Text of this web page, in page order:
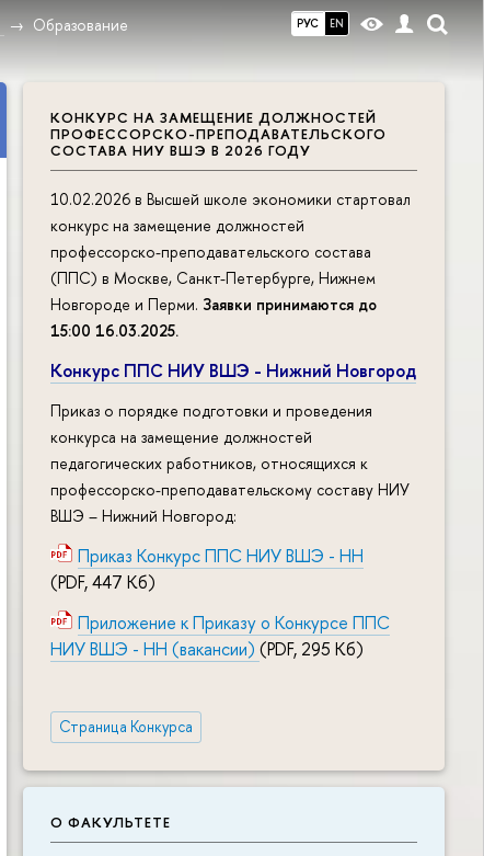
РУС EN
Образование
КОНКУРС НА ЗАМЕЩЕНИЕ ДОЛЖНОСТЕЙ
ПРОФЕССОРСКО-ПРЕПОДАВАТЕЛЬСКОГО
СОСТАВА НИУ ВШЭ В 2026 ГОДУ
10.02.2026 в Высшей школе экономики стартовал
конкурс на замещение должностей
профессорско-преподавательского состава
(ППС) в Москве, Санкт-Петербурге, Нижнем
Новгороде и Перми. Заявки принимаются до
15:00 16.03.2025.
Конкурс ППС НИУ ВШЭ - Нижний Новгород
Приказ о порядке подготовки и проведения
конкурса на замещение должностей
педагогических работников, относящихся к
профессорско-преподавательскому составу НИУ
ВШЭ – Нижний Новгород:
Приказ Конкурс ППС НИУ ВШЭ - НН
(PDF, 447 Кб)
Приложение к Приказу о Конкурсе ППС
НИУ ВШЭ - НН (вакансии) (PDF, 295 Кб)
Страница Конкурса
О ФАКУЛЬТЕТЕ